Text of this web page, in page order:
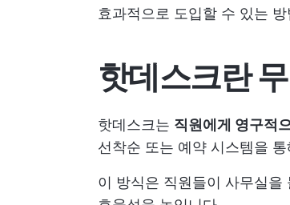
효과적으로 도입할 수 있는
핫데스크란
핫데스크는 직원에게 영구적
선착순 또는 예약 시스템을
이 방식은 직원들이 사무실